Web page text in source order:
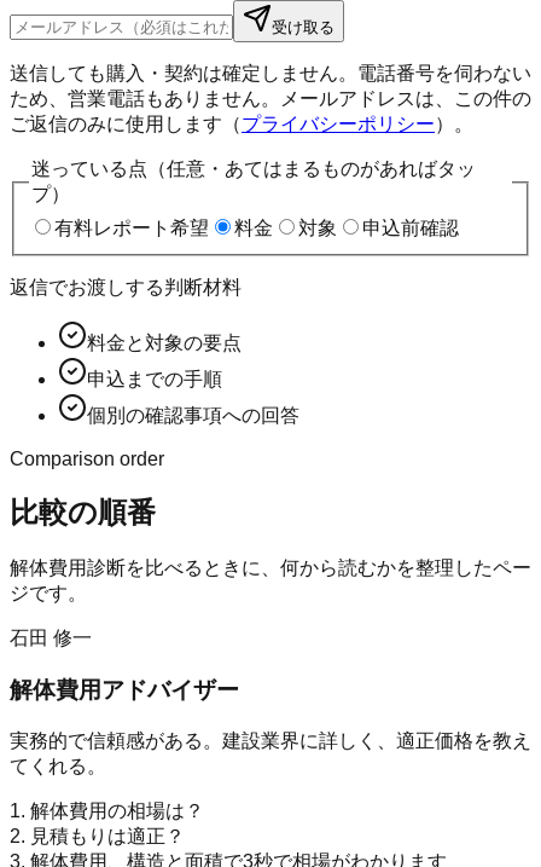
受け取る
送信しても購入・契約は確定しません。電話番号を伺わない
ため、営業電話もありません。メールアドレスは、この件の
ご返信のみに使用します（プライバシーポリシー）。
迷っている点（任意・あてはまるものがあればタッ
プ）
有料レポート希望
料金 対象 申込前確認
返信でお渡しする判断材料
料金と対象の要点
申込までの手順
個別の確認事項への回答
Comparison order
比較の順番
解体費用診断を比べるときに、何から読むかを整理したペー
ジです。
石田 修一
解体費用アドバイザー
実務的で信頼感がある。建設業界に詳しく、適正価格を教え
てくれる。
1. 解体費用の相場は？
2. 見積もりは適正？
3. 解体費用、構造と面積で3秒で相場がわかります